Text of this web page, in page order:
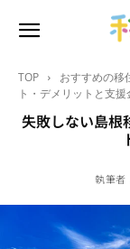
TOP おすすめの移
ト・デメリットと支
失敗しない島根
執筆者